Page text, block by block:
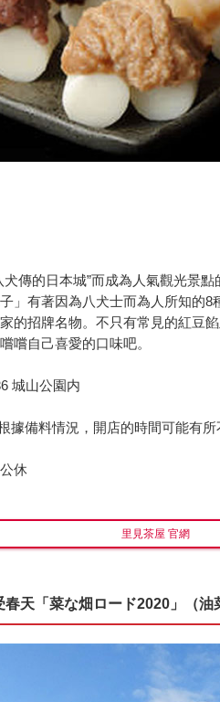
傳的日本城”而成為人氣觀光景
」有著因為八犬士而為人所知的
的招牌名物。不只有常見的紅豆
嚐自己喜愛的口味吧。
城山公園内
據備料情況，開店的時間可能有
休
里見茶屋 官網
天「菜な畑ロード2020」（油